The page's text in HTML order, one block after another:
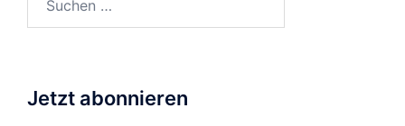
Jetzt abonnieren